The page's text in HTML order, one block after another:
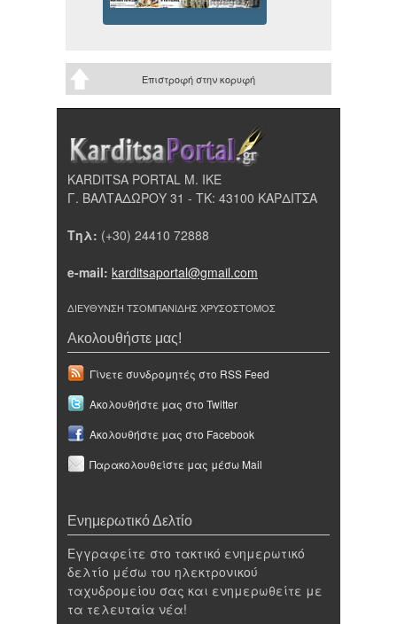
Επιστροφή στην κορυφή
KARDITSA PORTAL Μ. ΙΚΕ
Γ. ΒΑΛΤΑΔΩΡΟΥ 31 - ΤΚ: 43100 ΚΑΡΔΙΤΣΑ
Τηλ: (+30) 24410 72888
e-mail: karditsaportal@gmail.com
ΔΙΕΥΘΥΝΣΗ ΤΣΟΜΠΑΝΙΔΗΣ ΧΡΥΣΟΣΤΟΜΟΣ
Ακολουθήστε μας!
Γίνετε συνδρομητές στο RSS Feed
Ακολουθήστε μας στο Twitter
Ακολουθήστε μας στο Facebook
Παρακολουθείστε μας μέσω Mail
Ενημερωτικό Δελτίο
Εγγραφείτε στο τακτικό ενημερωτικό
δελτίο μέσω του ηλεκτρονικού
ταχυδρομείου σας και ενημερωθείτε με
τα τελευταία νέα!